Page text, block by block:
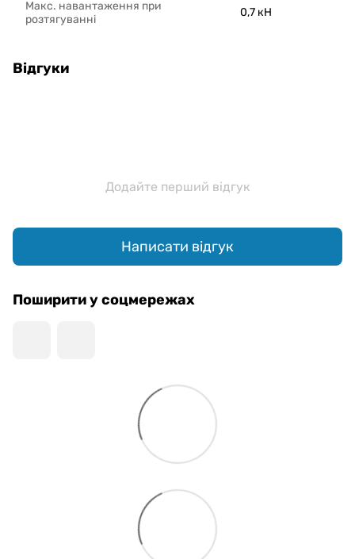
Макс. навантаження при
розтягуванні
0,7 кН
Відгуки
Додайте перший відгук
Написати відгук
Поширити у соцмережах